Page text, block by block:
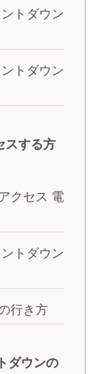
トダウン
トダウン
スする方
クセス 電
トダウン
行き方
ダウンの